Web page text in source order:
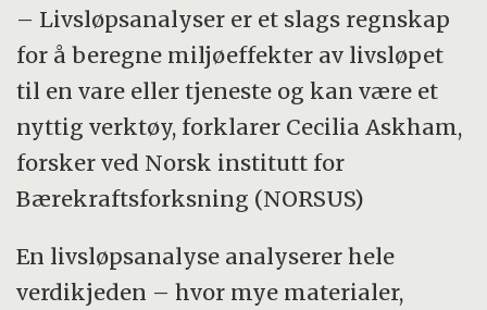
– Livsløpsanalyser er et slags regnskap
for å beregne miljøeffekter av livsløpet
til en vare eller tjeneste og kan være et
nyttig verktøy, forklarer Cecilia Askham,
forsker ved Norsk institutt for
Bærekraftsforksning (NORSUS)
En livsløpsanalyse analyserer hele
verdikjeden – hvor mye materialer,